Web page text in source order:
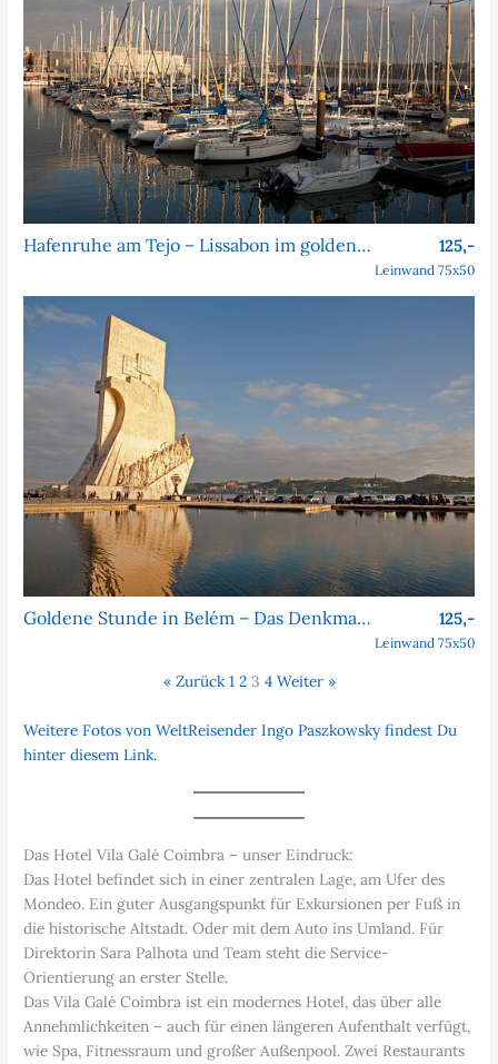
Hafenruhe am Tejo – Lissabon im goldenen Licht 125,-
Leinwand 75x50
Goldene Stunde in Belém – Das Denkmal der Entdeckungen 125,-
Leinwand 75x50
« Zurück 1 2 3 4 Weiter »
Weitere Fotos von WeltReisender Ingo Paszkowsky findest Du
hinter diesem Link.
Das Hotel Vila Galé Coimbra – unser Eindruck:
Das Hotel befindet sich in einer zentralen Lage, am Ufer des
Mondeo. Ein guter Ausgangspunkt für Exkursionen per Fuß in
die historische Altstadt. Oder mit dem Auto ins Umland. Für
Direktorin Sara Palhota und Team steht die Service-
Orientierung an erster Stelle.
Das Vila Galé Coimbra ist ein modernes Hotel, das über alle
Annehmlichkeiten – auch für einen längeren Aufenthalt verfügt,
wie Spa, Fitnessraum und großer Außenpool. Zwei Restaurants